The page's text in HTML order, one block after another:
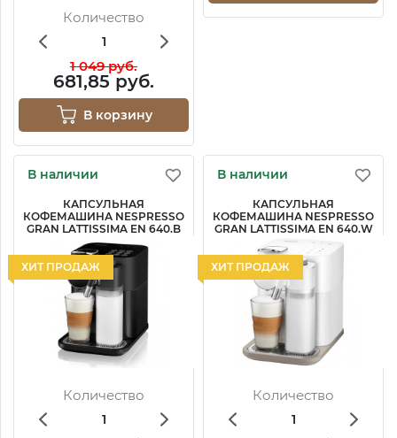
Количество
1 049 руб.
681,85 руб.
В корзину
В наличии
ХИТ ПРОДАЖ
КАПСУЛЬНАЯ
КОФЕМАШИНА NESPRESSO
GRAN LATTISSIMA EN 640.B
Количество
В наличии
ХИТ ПРОДАЖ
КАПСУЛЬНАЯ
КОФЕМАШИНА NESPRESSO
GRAN LATTISSIMA EN 640.W
Количество